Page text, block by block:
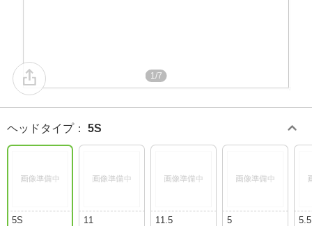
1/7
ヘッドタイプ： 5S
5S 11 11.5 5 5.5